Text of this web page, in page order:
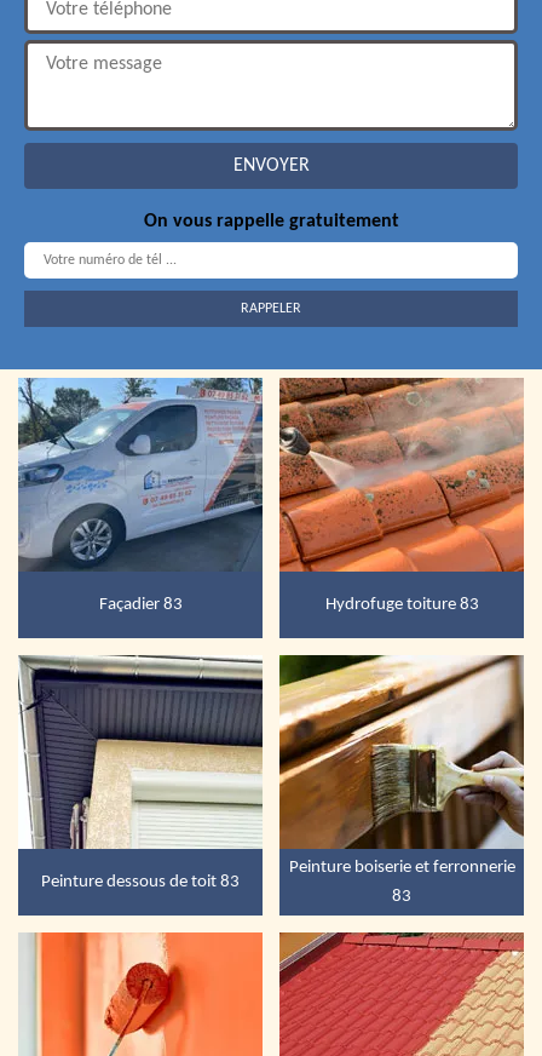
On vous rappelle gratuitement
Façadier 83 Hydrofuge toiture 83
Peinture dessous de toit 83
Peinture boiserie et ferronnerie
83